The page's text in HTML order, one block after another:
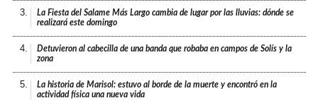
3.
La Fiesta del Salame Más Largo cambia de lugar por las lluvias: dónde se
realizará este domingo
4.
Detuvieron al cabecilla de una banda que robaba en campos de Solís y la
zona
5.
La historia de Marisol: estuvo al borde de la muerte y encontró en la
actividad física una nueva vida